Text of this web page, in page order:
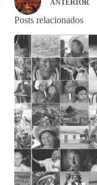
ANTERIOR
Posts relacionados